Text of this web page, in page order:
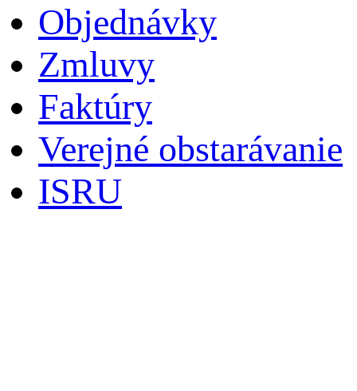
Objednávky
Zmluvy
Faktúry
Verejné obstarávanie
ISRU